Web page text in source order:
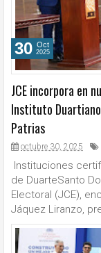
JCE incorpora en
Instituto
Patrias
octubre 30, 2025
Instituciones
de DuarteSanto
Electoral (JCE),
Jáquez Liranzo,
30 Oct
2025